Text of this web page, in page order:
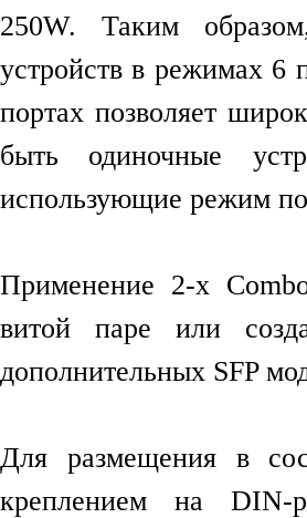
250W. Таким
устройств в режимах 6
портах позволяет
быть одиночные
использующие режим
Применение 2-х
витой паре или
дополнительных SFP
Для размещения в
креплением на DIN-